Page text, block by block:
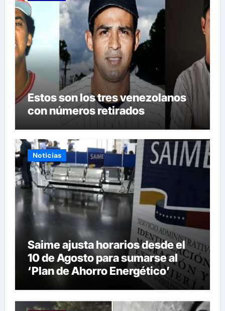
Estos son los tres venezolanos
con números retirados
Noticias
Saime ajusta horarios desde el
10 de Agosto para sumarse al
‘Plan de Ahorro Energético’